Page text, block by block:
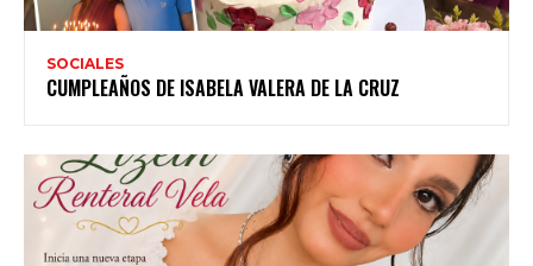
SOCIALES
CUMPLEAÑOS DE ISABELA VALERA DE LA CRUZ